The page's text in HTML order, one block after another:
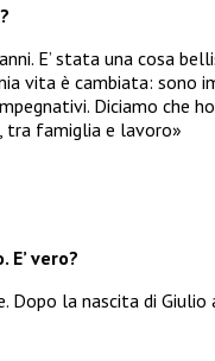
E’ stata una cosa
vita è cambiata: sono
Diciamo che
tra famiglia e lavoro»
vero?
Dopo la nascita di Giulio